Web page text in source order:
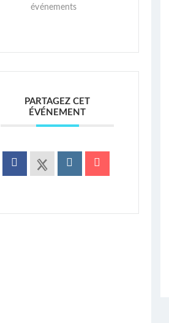
événements
PARTAGEZ CET
ÉVÉNEMENT